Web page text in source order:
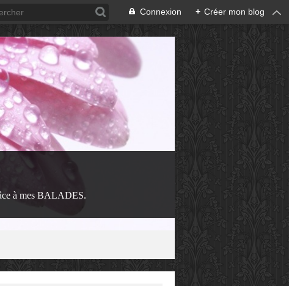
Connexion + Créer mon blog
à mes BALADES.